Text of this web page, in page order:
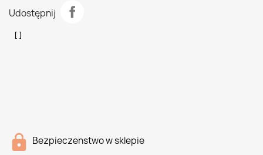
Udostępnij
Bezpieczenstwo w sklepie